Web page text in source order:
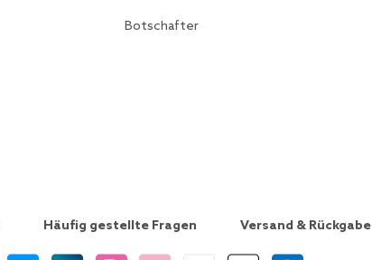
Botschafter
Häufig gestellte Fragen Versand & Rückgabe